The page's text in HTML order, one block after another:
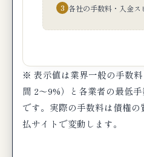
3 各社の手数料・入金
※ 表示値は業界一般の手数
間 2〜9%）と各業者の最低
です。実際の手数料は債権
払サイトで変動します。